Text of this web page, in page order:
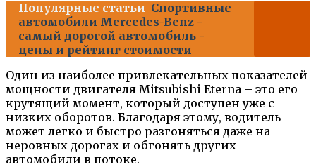
Популярные статьи Спортивные
автомобили Mercedes-Benz -
самый дорогой автомобиль -
цены и рейтинг стоимости
Один из наиболее привлекательных показателей
мощности двигателя Mitsubishi Eterna – это его
крутящий момент, который доступен уже с
низких оборотов. Благодаря этому, водитель
может легко и быстро разгоняться даже на
неровных дорогах и обгонять других
автомобили в потоке.